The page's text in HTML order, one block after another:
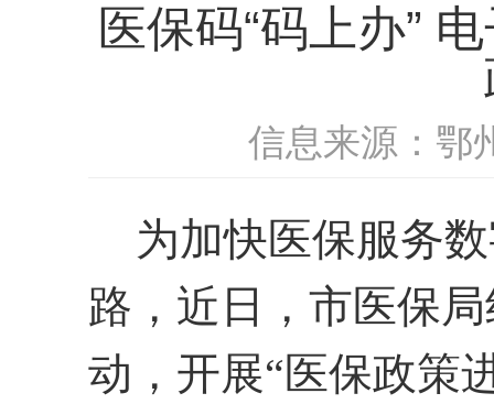
医保码“码上办”
信息来源：鄂
为加快医保服务
路， 近 日，市医保
动， 开展“医保政策